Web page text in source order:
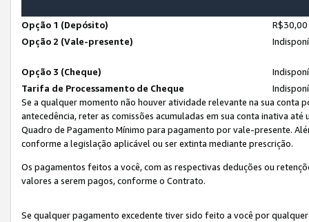
Opção 1 (Depósito)
R$30,00
Opção 2 (Vale-presente)
Opção 3 (Cheque)
Tarifa de Processamento de Cheque
Se a qualquer momento não houver atividade relevante na sua conta
antecedência, reter as comissões acumuladas em sua conta inativa
Quadro de Pagamento Mínimo para pagamento por vale-presente.
conforme a legislação aplicável ou ser extinta mediante prescrição.
Os pagamentos feitos a você, com as respectivas deduções ou
valores a serem pagos, conforme o Contrato.
Se qualquer pagamento excedente tiver sido feito a você por